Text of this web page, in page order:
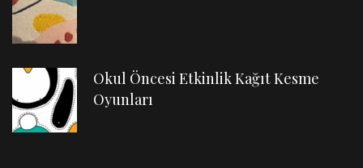
Okul Öncesi Etkinlik Kağıt Kesme
Oyunları